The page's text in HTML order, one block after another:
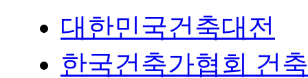
대한민국건축대전
한국건축가협회 건